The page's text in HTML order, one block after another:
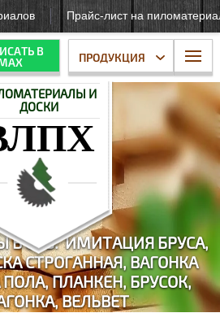
Прайс-лист на
И
ДОСКИ
ПРОДУКЦИЯ
В
В СПБ: ИМИТАЦИЯ БРУСА,
СТРОГАННАЯ, ВАГОНКА
ПЛАНКЕН, БРУСОК,
ВЕЛЬВЕТ